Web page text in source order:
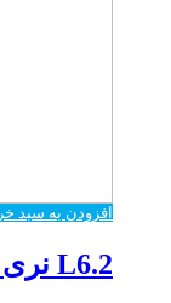
افزودن به سبد
L6.2 نری 2*1